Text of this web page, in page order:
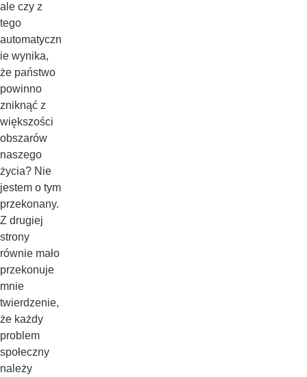
ale czy z
tego
automatyczn
ie wynika,
że państwo
powinno
zniknąć z
większości
obszarów
naszego
życia? Nie
jestem o tym
przekonany.
Z drugiej
strony
równie mało
przekonuje
mnie
twierdzenie,
że każdy
problem
społeczny
należy